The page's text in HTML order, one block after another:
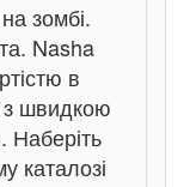
зомбі.
Nasha
в
з швидкою
Наберіть
каталозі